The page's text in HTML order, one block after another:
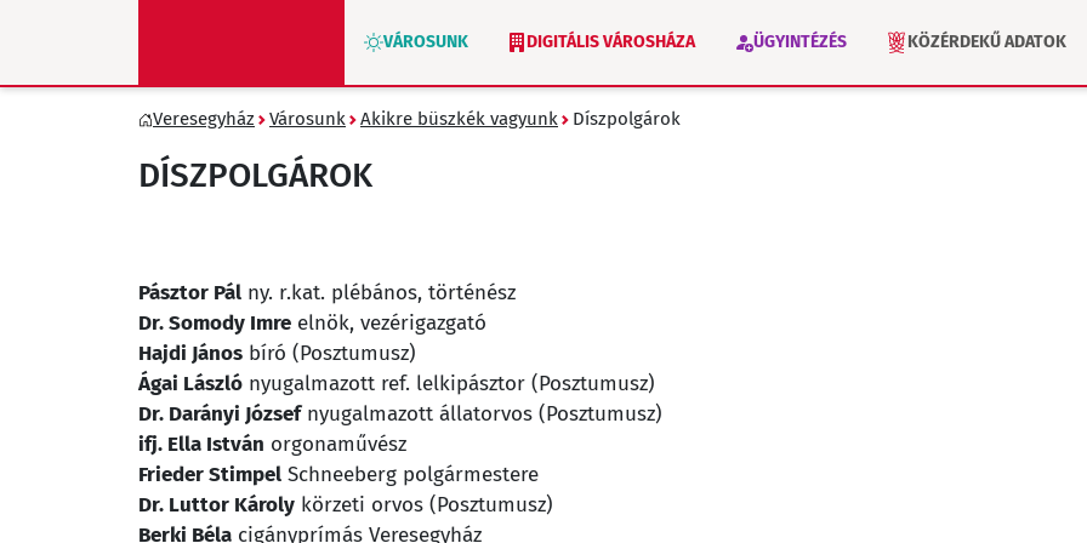
VÁROSUNK DIGITÁLIS VÁROSHÁZA ÜGYINTÉZÉS KÖZÉRDEKŰ ADATOK
ZÖLD VERESEGYHÁZ VÁLASZTÁS 2026
Veresegyház Városunk Akikre büszkék vagyunk Díszpolgárok
DÍSZPOLGÁROK
Pásztor Pál ny. r.kat. plébános, történész
Dr. Somody Imre elnök, vezérigazgató
Hajdi János bíró (Posztumusz)
Ágai László nyugalmazott ref. lelkipásztor (Posztumusz)
Dr. Darányi Józsefnyugalmazott állatorvos (Posztumusz)
ifj. Ella István orgonaművész
Frieder Stimpel Schneeberg polgármestere
Dr. Luttor Károly körzeti orvos (Posztumusz)
Berki Béla cigányprímás Veresegyház